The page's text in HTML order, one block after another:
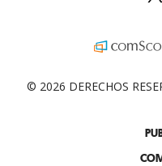
© 2026 DERECHOS